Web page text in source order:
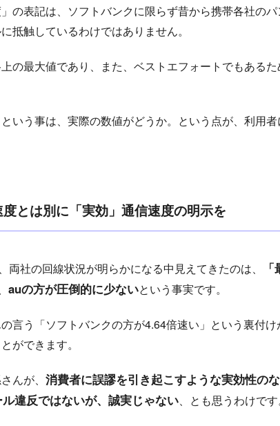
の表記は、ソフトバンクに限らず昔から携帯各社の
抵触しているわけではありません。
の最大値であり、また、ベストエフォートでもある
いう事は、実際の数値がどうか。という点が、利用
度とは別に「実効」通信速度の明示を
両社の回線状況が明らかになる中見えてきたのは、
auの方が圧倒的に少ないという事実です。
言う「ソフトバンクの方が4.64倍速い」という裏付
ができます。
んが、 消費者に誤謬を引き起こすような実効性の
違反ではないが、誠実じゃない、とも思うわけです